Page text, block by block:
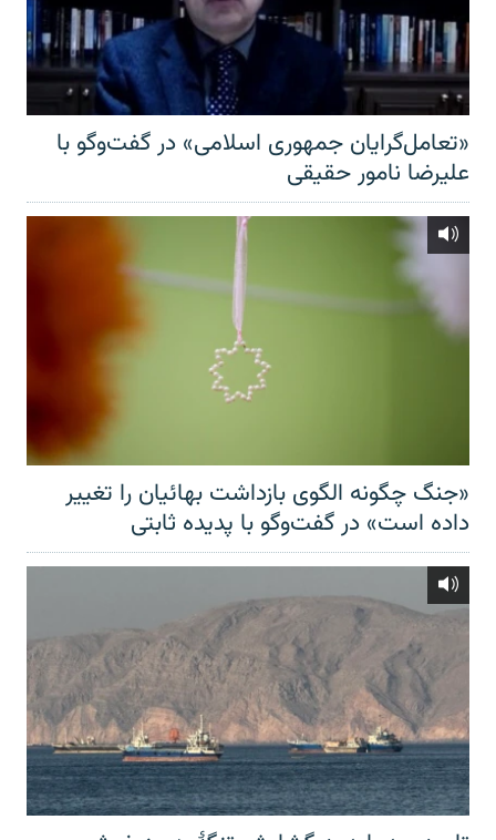
«تعامل‌گرایان جمهوری اسلامی» در گفت‌وگو با
علیرضا نامور حقیقی
«جنگ چگونه الگوی بازداشت بهائیان را تغییر
داده است» در گفت‌وگو با پدیده ثابتی